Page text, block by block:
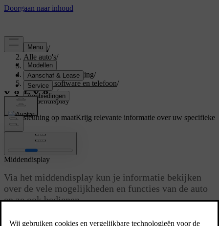
Support/
Alle auto's/
V60 2027
Gebruikershandleiding/
Displays, software en telefoon/
Displays/
Middendisplay
Ondersteuning op maatKrijg relevante informatie over uw specifieke
auto.
Middendisplay
Via het middendisplay kun je informatie bekijken
over de vele mogelijkheden en functies van de auto
en ze ook bedienen.